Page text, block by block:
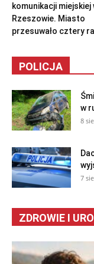
komunikacji miejskiej
Rzeszowie. Miasto
przesuwało cztery
POLICJA
w
8
7
ZDROWIE I